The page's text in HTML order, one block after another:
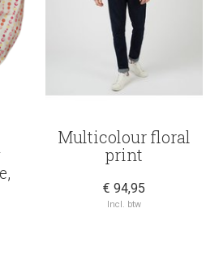
Multicolour floral
print
€ 94,95
Incl. btw